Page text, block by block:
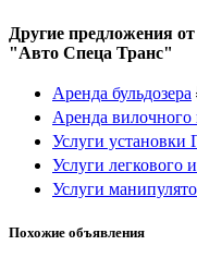
Другие предложения
"Авто Спеца Транс"
Аренда бульдозера
Аренда вилочного
Услуги установки
Услуги легкового
Услуги
Похожие объявления